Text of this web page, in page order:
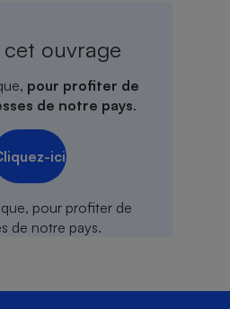
ouvrage
pour profiter de
de notre pays.
ici